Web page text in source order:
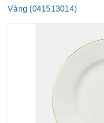
Vàng (041513014)